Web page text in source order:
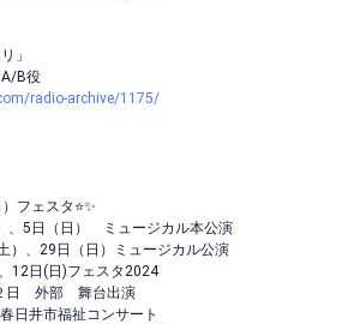
」
A/B役
radio-archive/1175/
フェスタ⭐✨
5日（日） ミュージカル本公演
、29日（日）ミュージカル公演
12日(日)フェスタ2024
日 外部 舞台出演
日井市福祉コンサート